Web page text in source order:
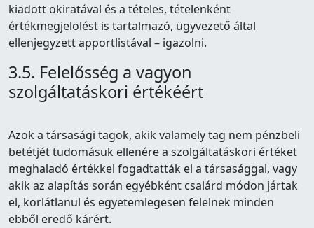
kiadott okiratával és a tételes, tételenként
értékmegjelölést is tartalmazó, ügyvezető által
ellenjegyzett apportlistával – igazolni.
3.5. Felelősség a vagyon
szolgáltatáskori értékéért
Azok a társasági tagok, akik valamely tag nem pénzbeli
betétjét tudomásuk ellenére a szolgáltatáskori értéket
meghaladó értékkel fogadtatták el a társasággal, vagy
akik az alapítás során egyébként csalárd módon jártak
el, korlátlanul és egyetemlegesen felelnek minden
ebből eredő kárért.